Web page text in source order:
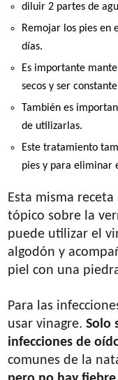
diluir 2 partes de
Remojar los pies en
días.
Es importante
secos y ser
También es
de utilizarlas.
Este tratamiento
pies y para eliminar
Esta misma
tópico sobre la
puede utilizar el
algodón y
piel con una
Para las
usar vinagre.Solo
infecciones de
comunes de la